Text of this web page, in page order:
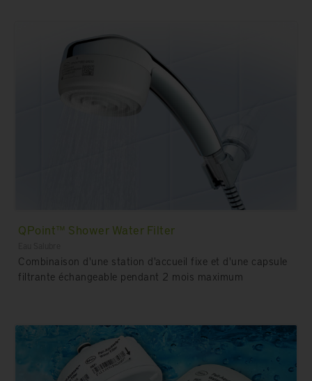
QPoint™ Shower Water Filter
Combinaison d'une station d'accueil fixe et d'une capsule
filtrante échangeable pendant 2 mois maximum